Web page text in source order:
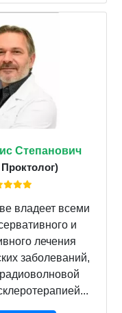
Степанович
владеет всеми
и
лечения
заболеваний,